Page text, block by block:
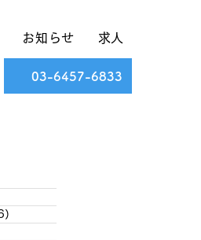
お知らせ 求人
03-6457-6833
）